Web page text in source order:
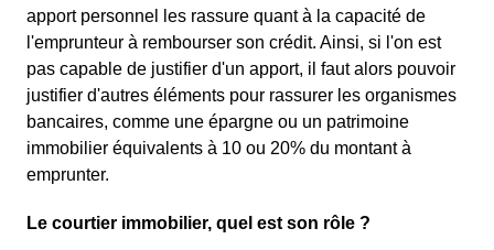
apport personnel les rassure quant à la capacité de
l'emprunteur à rembourser son crédit. Ainsi, si l'on est
pas capable de justifier d'un apport, il faut alors pouvoir
justifier d'autres éléments pour rassurer les organismes
bancaires, comme une épargne ou un patrimoine
immobilier équivalents à 10 ou 20% du montant à
emprunter.
Le courtier immobilier, quel est son rôle ?